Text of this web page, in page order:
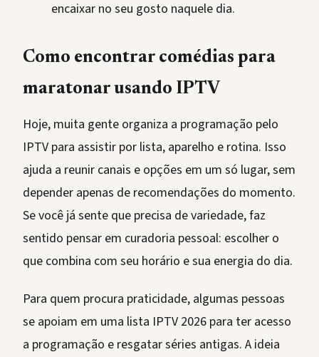
encaixar no seu gosto naquele dia.
Como encontrar comédias para
maratonar usando IPTV
Hoje, muita gente organiza a programação pelo
IPTV para assistir por lista, aparelho e rotina. Isso
ajuda a reunir canais e opções em um só lugar, sem
depender apenas de recomendações do momento.
Se você já sente que precisa de variedade, faz
sentido pensar em curadoria pessoal: escolher o
que combina com seu horário e sua energia do dia.
Para quem procura praticidade, algumas pessoas
se apoiam em uma lista IPTV 2026 para ter acesso
a programação e resgatar séries antigas. A ideia